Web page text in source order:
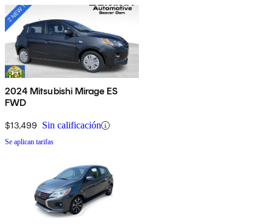
2024 Mitsubishi Mirage ES
FWD
$13,499 Sin calificación
Se aplican tarifas